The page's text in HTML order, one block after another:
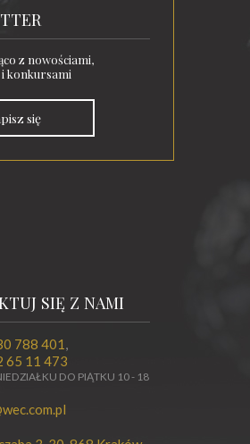
z nowościami,
konkursami
się
SIĘ Z NAMI
788 401 ,
65 11 473
DO PIĄTKU 10 - 18